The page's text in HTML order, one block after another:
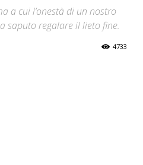
a cui l’onestà di un nostro
saputo regalare il lieto fine.
4733